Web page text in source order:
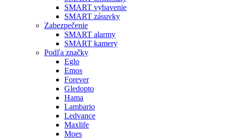
SMART vybavenie
SMART zásuvky
Zabezpečenie
SMART alarmy
SMART kamery
Podľa značky
Eglo
Emos
Forever
Gledopto
Hama
Lambario
Ledvance
Maxlife
Moes